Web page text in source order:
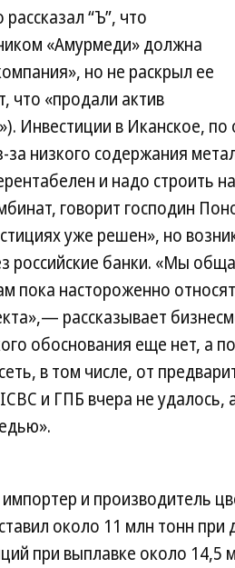
“Ъ”, что
«Амурмеди» должна
но не раскрыл ее
что «продали актив
Инвестиции в Иканское,
за низкого содержания
и надо строить
говорит господин
уже решен», но
российские банки. «Мы
пока настороженно
рассказывает
обоснования еще нет, а
в том числе, от
и ГПБ вчера не удалось,
и производитель
около 11 млн тонн при
при выплавке около 14,5